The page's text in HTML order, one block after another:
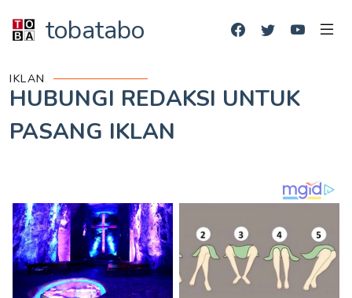
tobatabo
IKLAN
HUBUNGI REDAKSI UNTUK
PASANG IKLAN